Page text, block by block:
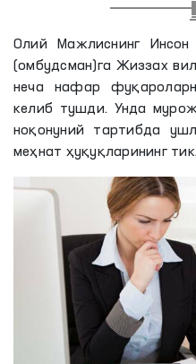
Олий Мажлиснинг Инсон
(омбудсман)га Жиззах
неча нафар
келиб тушди. Унда
ноқонуний тартибда
меҳнат ҳуқуқларининг